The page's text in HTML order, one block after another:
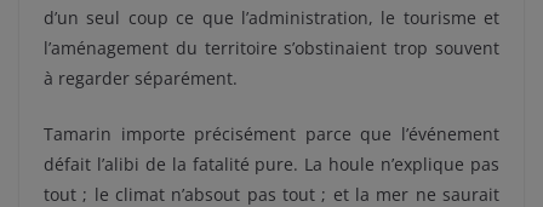
d’un seul coup ce que l’administration, le tourisme et
l’aménagement du territoire s’obstinaient trop souvent
à regarder séparément.
Tamarin importe précisément parce que l’événement
défait l’alibi de la fatalité pure. La houle n’explique pas
tout ; le climat n’absout pas tout ; et la mer ne saurait